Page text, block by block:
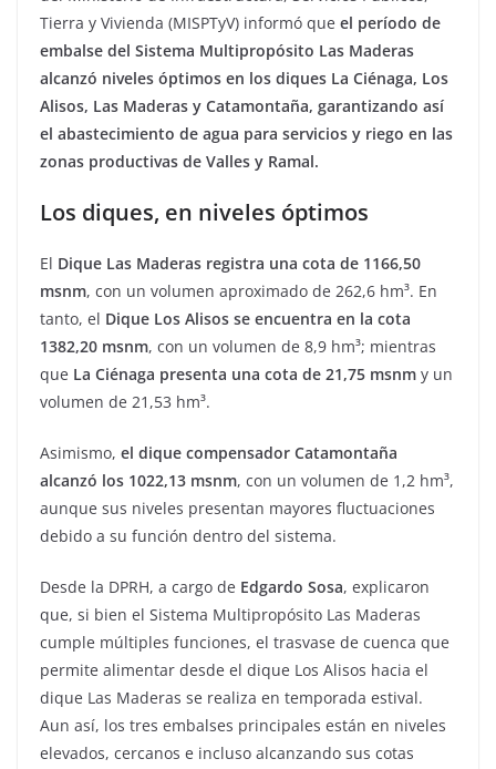
Tierra y Vivienda (MISPTyV) informó que el período de
embalse del Sistema Multipropósito Las Maderas
alcanzó niveles óptimos en los diques La Ciénaga, Los
Alisos, Las Maderas y Catamontaña, garantizando así
el abastecimiento de agua para servicios y riego en las
zonas productivas de Valles y Ramal.
Los diques, en niveles óptimos
El Dique Las Maderas registra una cota de 1166,50
msnm, con un volumen aproximado de 262,6 hm³. En
tanto, el Dique Los Alisos se encuentra en la cota
1382,20 msnm, con un volumen de 8,9 hm³; mientras
que La Ciénaga presenta una cota de 21,75 msnm y un
volumen de 21,53 hm³.
Asimismo, el dique compensador Catamontaña
alcanzó los 1022,13 msnm, con un volumen de 1,2 hm³,
aunque sus niveles presentan mayores fluctuaciones
debido a su función dentro del sistema.
Desde la DPRH, a cargo de Edgardo Sosa, explicaron
que, si bien el Sistema Multipropósito Las Maderas
cumple múltiples funciones, el trasvase de cuenca que
permite alimentar desde el dique Los Alisos hacia el
dique Las Maderas se realiza en temporada estival.
Aun así, los tres embalses principales están en niveles
elevados, cercanos e incluso alcanzando sus cotas